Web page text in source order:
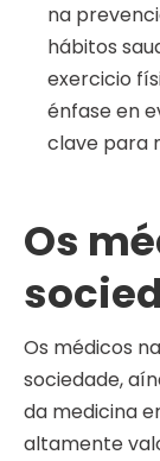
na
hábitos
exercicio
énfase en
clave para
Os
Os médicos
sociedade,
da medicina
altamente